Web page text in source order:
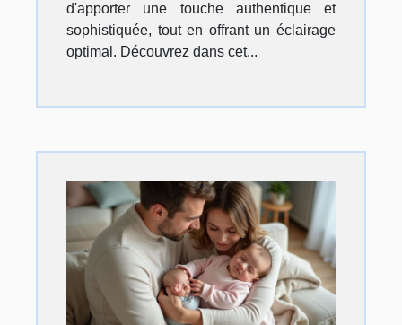
d'apporter une touche authentique et
sophistiquée, tout en offrant un éclairage
optimal. Découvrez dans cet...